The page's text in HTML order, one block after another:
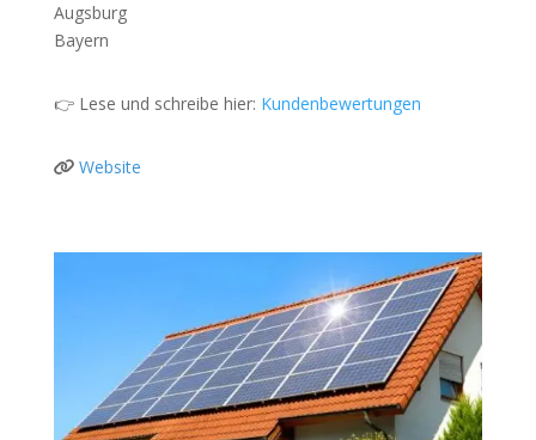
Augsburg
Bayern
👉 Lese und schreibe hier: Kundenbewertungen
Website